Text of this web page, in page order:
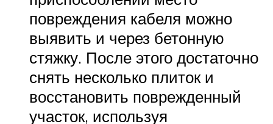
повреждения кабеля можно
выявить и через бетонную
стяжку. После этого достаточно
снять несколько плиток и
восстановить поврежденный
участок, используя